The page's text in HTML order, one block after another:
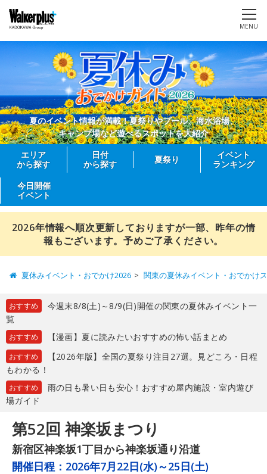
MENU
夏のイベント情報が満載！夏祭りやプール、海水浴場、
キャンプ場など遊べるスポットを大紹介
エリア
から探す
日付
から探す
夏祭り
イベント
ランキング
今日開催
イベント
2026年情報へ順次更新しておりますが一部、昨年の情
報もございます。予めご了承ください。
夏休みイベント・おでかけ2026 関東の夏休みイベント・おでかけ
おすすめ
今週末8/8(土)～8/9(日)開催の関東の夏休みイベント一
覧
おすすめ 【漫画】夏に読みたいおすすめの怖い話まとめ
おすすめ
【2026年版】全国の夏祭り注目27選。見どころ・日程
もわかる！
おすすめ
雨の日も暑い日も安心！おすすめ屋内施設・室内遊び
場ガイド
第52回 神楽坂まつり
新宿区神楽坂1丁目から神楽坂通り沿道
開催日程： 2026年7月22日(水)～25日(土)